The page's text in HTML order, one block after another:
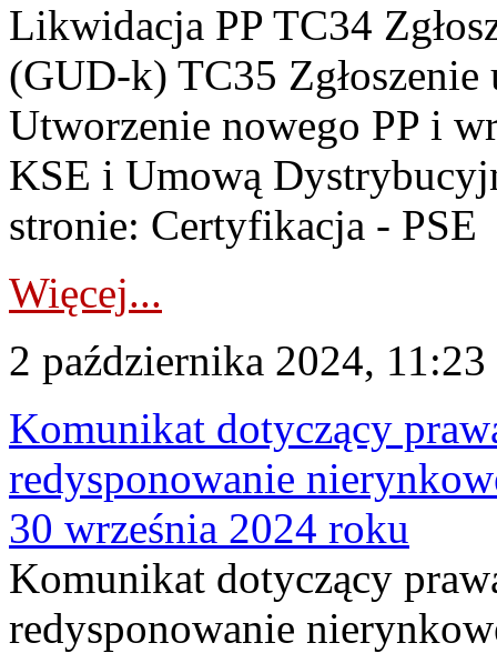
Likwidacja PP TC34
(GUD-k) TC35
Utworzenie nowego PP i
KSE i Umową
stronie: Certyfikacja - PSE
Więcej...
2 października 2024, 11:23
Komunikat dotyczący
redysponowanie
30 września 2024 roku
Komunikat dotyczący
redysponowanie